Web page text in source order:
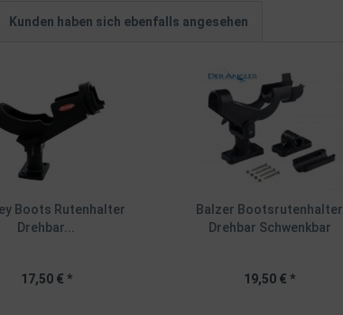
Kunden haben sich ebenfalls angesehen
Boots Rutenhalter
Drehbar...
17,50 € *
Balzer Bootsrutenhalter
Drehbar Schwenkbar
19,50 € *